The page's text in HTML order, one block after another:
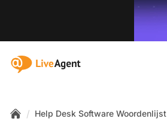
:site.title
/ Help Desk Software Woordenlijst